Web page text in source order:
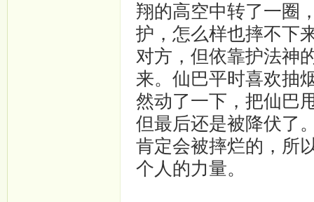
翔的高空中转了一圈
护，怎么样也摔不下
对方，但依靠护法神
来。仙巴平时喜欢抽
然动了一下，把仙巴
但最后还是被降伏了
肯定会被摔烂的，所
个人的力量。